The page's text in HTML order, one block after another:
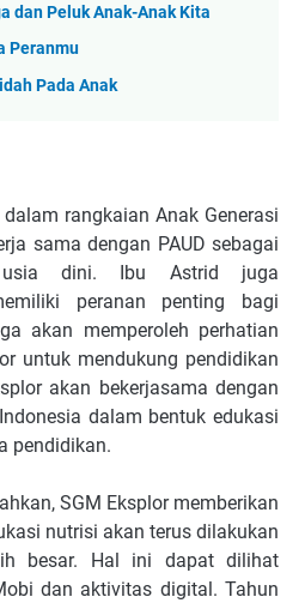
dan Peluk Anak-Anak Kita
Peranmu
Pada Anak
rangkaian Anak Generasi
sama dengan PAUD sebagai
usia dini. Ibu Astrid juga
peranan penting bagi
akan memperoleh perhatian
untuk mendukung pendidikan
akan bekerjasama dengan
dalam bentuk edukasi
pendidikan.
SGM Eksplor memberikan
nutrisi akan terus dilakukan
besar. Hal ini dapat dilihat
dan aktivitas digital. Tahun